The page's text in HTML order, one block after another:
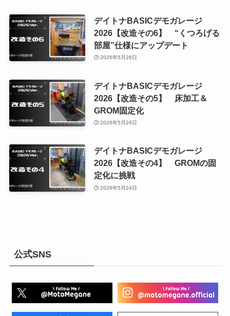
デイトナBASICデモガレージ
2026【改造その6】 “くつろげる
部屋”仕様にアップデート
2026年5月28日
デイトナBASICデモガレージ
2026【改造その5】 床加工＆
GROM固定化
2026年5月26日
デイトナBASICデモガレージ
2026【改造その4】 GROMの固
定化に挑戦
2026年5月24日
公式SNS